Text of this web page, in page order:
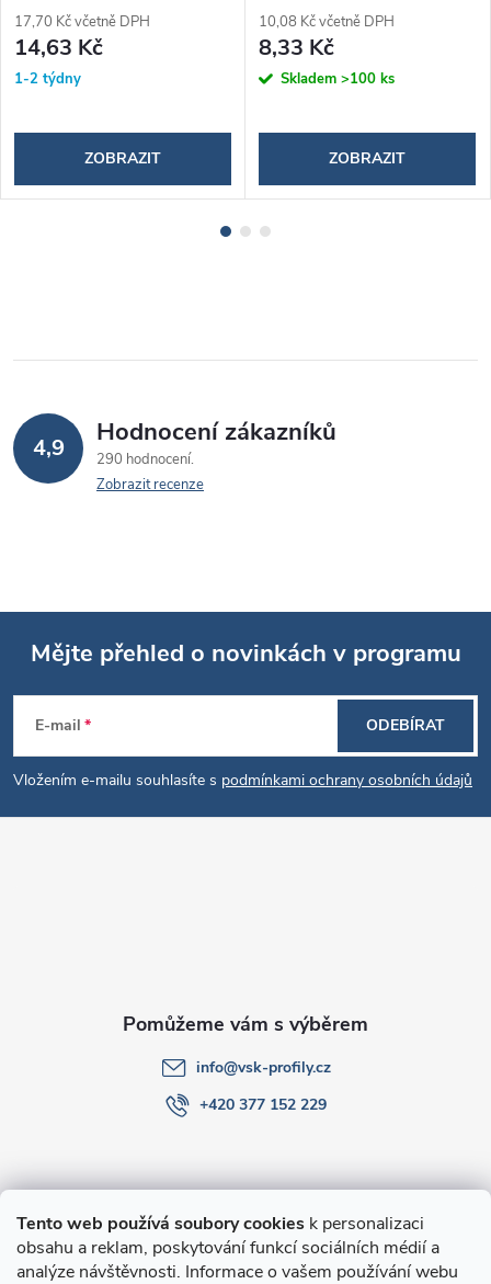
Tento web používá soubory cookies k personalizaci
obsahu a reklam, poskytování funkcí sociálních médií a
analýze návštěvnosti. Informace o vašem používání webu
17,70 Kč včetně DPH
14,63 Kč
1-2 týdny
ZOBRAZIT
10,08 Kč včetně DPH
8,33 Kč
Skladem >100 ks
ZOBRAZIT
4,9 Hodnocení zákazníků
290 hodnocení
Zobrazit recenze
Z
á
p
Mějte přehled o novinkách v programu
E-mail
Vložením e-mailu souhlasíte s podmínkami ochrany osobních údajů
ODEBÍRAT
O nákupu
info@vsk-profily.cz
+420 377 152 229